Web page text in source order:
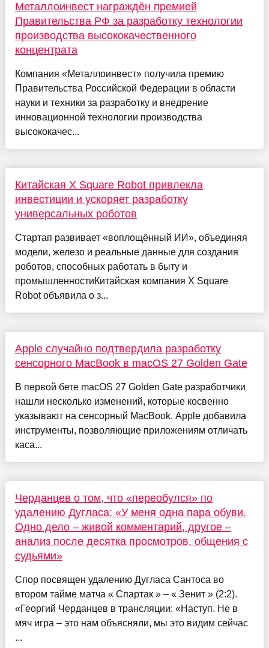
Металлоинвест награждён премией
Правительства РФ за разработку технологии
производства высококачественного
концентрата
Компания «Металлоинвест» получила премию
Правительства Российской Федерации в области
науки и техники за разработку и внедрение
инновационной технологии производства
высококачес...
Китайская X Square Robot привлекла
инвестиции и ускоряет разработку
универсальных роботов
Стартап развивает «воплощённый ИИ», объединяя
модели, железо и реальные данные для создания
роботов, способных работать в быту и
промышленностиКитайская компания X Square
Robot объявила о з...
Apple случайно подтвердила разработку
сенсорного MacBook в macOS 27 Golden Gate
В первой бете macOS 27 Golden Gate разработчики
нашли несколько изменений, которые косвенно
указывают на сенсорный MacBook. Apple добавила
инструменты, позволяющие приложениям отличать
каса...
Черданцев о том, что «переобулся» по
удалению Дугласа: «У меня одна пара обуви.
Одно дело – живой комментарий, другое –
анализ после десятка просмотров, общения с
судьями»
Спор посвящен удалению Дугласа Сантоса во
втором тайме матча « Спартак » – « Зенит » (2:2).
«Георгий Черданцев в трансляции: «Наступ. Не в
мяч игра – это нам объясняли, мы это видим сейчас
...